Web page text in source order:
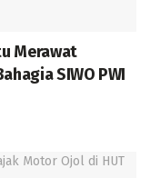
Merawat
SIWO PWI